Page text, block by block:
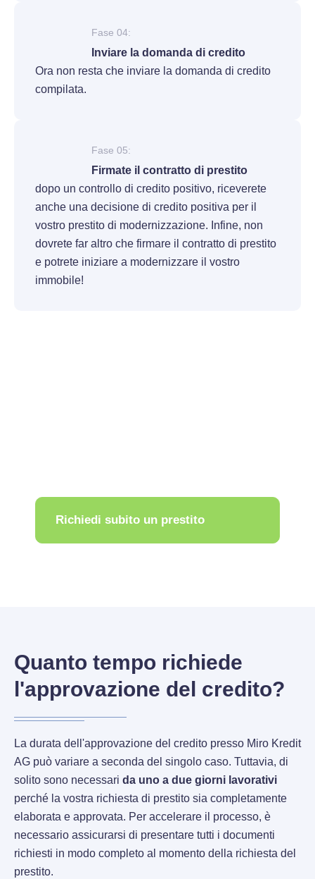
Fase 04:
Inviare la domanda di credito
Ora non resta che inviare la domanda di credito
compilata.
Fase 05:
Firmate il contratto di prestito
dopo un controllo di credito positivo, riceverete
anche una decisione di credito positiva per il
vostro prestito di modernizzazione. Infine, non
dovrete far altro che firmare il contratto di prestito
e potrete iniziare a modernizzare il vostro
immobile!
Richiedi subito un prestito
Quanto tempo richiede
l'approvazione del credito?
La durata dell'approvazione del credito presso Miro Kredit
AG può variare a seconda del singolo caso. Tuttavia, di
solito sono necessari da uno a due giorni lavorativi
perché la vostra richiesta di prestito sia completamente
elaborata e approvata. Per accelerare il processo, è
necessario assicurarsi di presentare tutti i documenti
richiesti in modo completo al momento della richiesta del
prestito.